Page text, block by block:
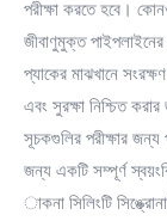
পরীক্ষা করতে হবে।
জীবাণুমুক্ত
প্যাকের মাঝখানে
এবং সুরক্ষা নিশ্চিত করার
সূচকগুলির পরীক্ষার জন্য
জন্য একটি সম্পূর্ণ
াকনা সিলিংটি